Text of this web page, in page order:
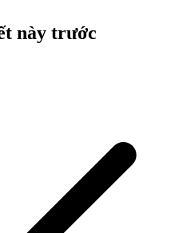
này trước